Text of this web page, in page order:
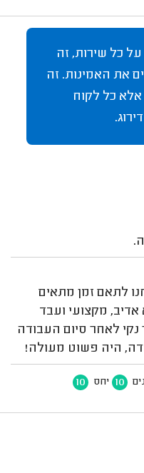
על כל שירות, זה
את האמינות. זה
כל לקוח
לתאם זמן מתאים
אדיב, מקצועי ועבד
לאחר סיום העבודה
היה פשוט מעולה!
10 יחס 10